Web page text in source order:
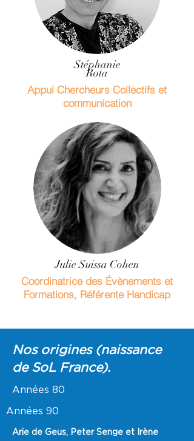
Stéphanie
Rota
Appui Chercheurs Collectifs et
communication
Julie Suissa Cohen
Coordinatrice des Évènements et
Formations, Référente Handicap
Nos origines (naissance
de SoL France).
Années 80
Années 90
Arie de Geus, Peter Senge et Irène